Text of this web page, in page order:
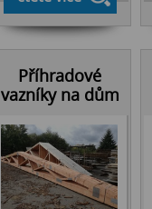
Příhradové
vazníky na dům